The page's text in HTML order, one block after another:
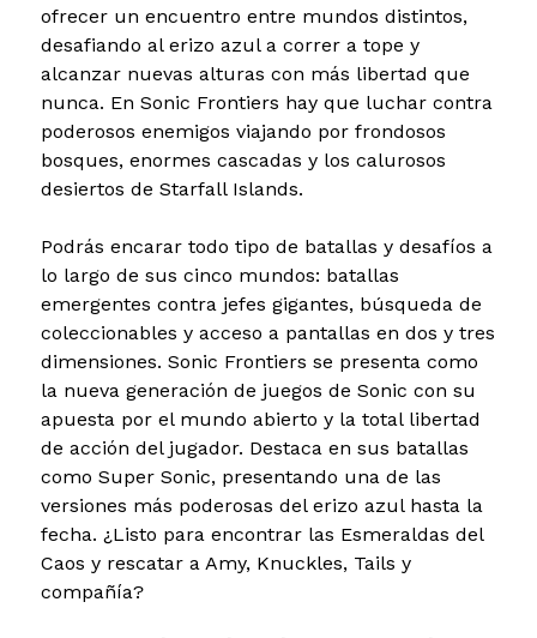
ofrecer un encuentro entre mundos distintos,
desafiando al erizo azul a correr a tope y
alcanzar nuevas alturas con más libertad que
nunca. En Sonic Frontiers hay que luchar contra
poderosos enemigos viajando por frondosos
bosques, enormes cascadas y los calurosos
desiertos de Starfall Islands.
Podrás encarar todo tipo de batallas y desafíos a
lo largo de sus cinco mundos: batallas
emergentes contra jefes gigantes, búsqueda de
coleccionables y acceso a pantallas en dos y tres
dimensiones. Sonic Frontiers se presenta como
la nueva generación de juegos de Sonic con su
apuesta por el mundo abierto y la total libertad
de acción del jugador. Destaca en sus batallas
como Super Sonic, presentando una de las
versiones más poderosas del erizo azul hasta la
fecha. ¿Listo para encontrar las Esmeraldas del
Caos y rescatar a Amy, Knuckles, Tails y
compañía?